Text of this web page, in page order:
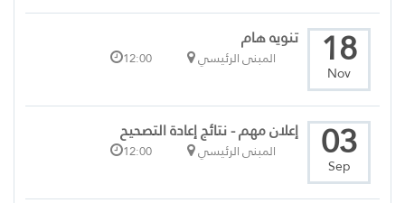
18
Nov
تنويه هام
المبنى الرئيسي 12:00
03
Sep
إعلان مهم - نتائج إعادة التصحيح
المبنى الرئيسي 12:00